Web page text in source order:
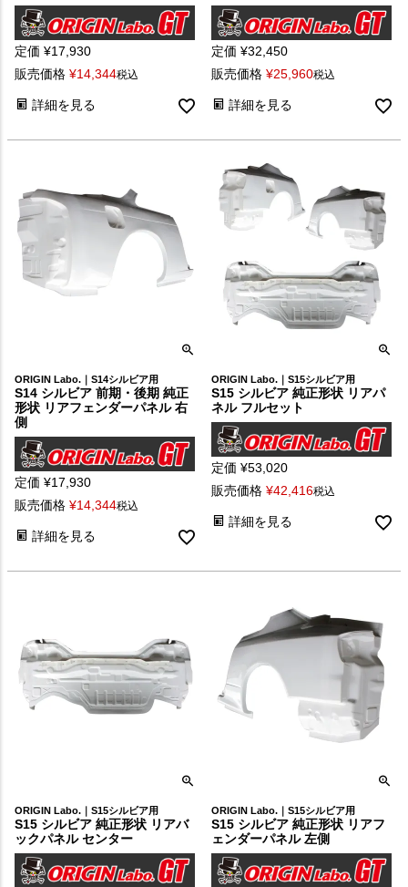
定価 ¥17,930
販売価格 ¥14,344税込
詳細を見る
定価 ¥32,450
販売価格 ¥25,960税込
詳細を見る
ORIGIN Labo.｜S14シルビア用
S14 シルビア 前期・後期 純正
形状 リアフェンダーパネル 右
側
定価 ¥17,930
販売価格 ¥14,344税込
詳細を見る
ORIGIN Labo.｜S15シルビア用
S15 シルビア 純正形状 リアパ
ネル フルセット
定価 ¥53,020
販売価格 ¥42,416税込
詳細を見る
ORIGIN Labo.｜S15シルビア用
S15 シルビア 純正形状 リアバ
ックパネル センター
ORIGIN Labo.｜S15シルビア用
S15 シルビア 純正形状 リアフ
ェンダーパネル 左側